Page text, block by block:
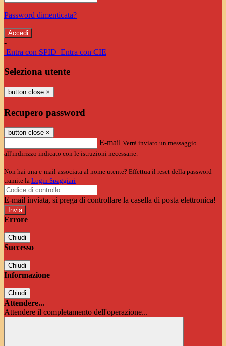
Password dimenticata?
-
Entra con SPID Entra con CIE
Seleziona utente
button close ×
Recupero password
button close ×
E-mail Verrà inviato un messaggio
all'indirizzo indicato con le istruzioni necessarie.
Non hai una e-mail associata al nome utente? Effettua il reset della password
tramite la Login Spaggiari
E-mail inviata, si prega di controllare la casella di posta elettronica!
Errore
Chiudi
Successo
Chiudi
Informazione
Chiudi
Attendere...
Attendere il completamento dell'operazione...